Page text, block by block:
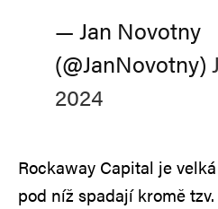
— Jan Novotny
(@JanNovotny)
2024
Rockaway Capital je
pod níž spadají kromě